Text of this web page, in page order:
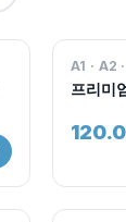
A1 · A2
프리미